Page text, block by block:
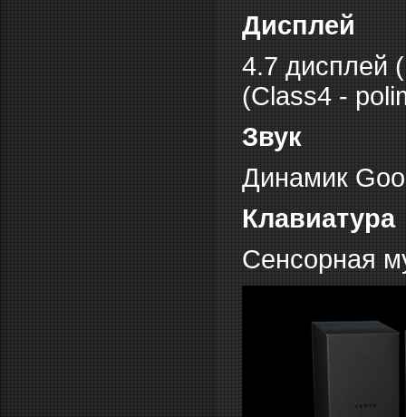
Дисплей
4.7 дисплей
(Class4 -
Звук
Динамик
Клавиатура
Сенсорная